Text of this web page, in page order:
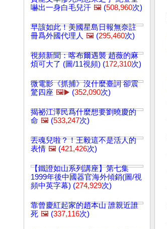
嚇出一身白毛兒汗 🖼️ (508,960次)
早該如此！美國星島日報無奈註
冊爲外國代理人 🖼️ (295,460次)
視頻新聞：喀布爾遇襲 趙薇的麻
煩可大了 (圖/11視頻) (172,310次)
微電影《抓捕》沒什麼臺詞 卻震
驚四座 🖼️▶️ (352,090次)
揭祕江澤民爲什麼想要劉曉慶的
命 🖼️ (533,247次)
丟魂兒啦？！王毅這不是活人的
表情 🖼️ (421,426次)
【鐵證如山系列講座】第七集
1999年後中國器官海外傾銷(圖/視
頻中英字幕) (274,929次)
靠曾慶紅起家的趙本山 誰親近誰
死 🖼️ (337,116次)